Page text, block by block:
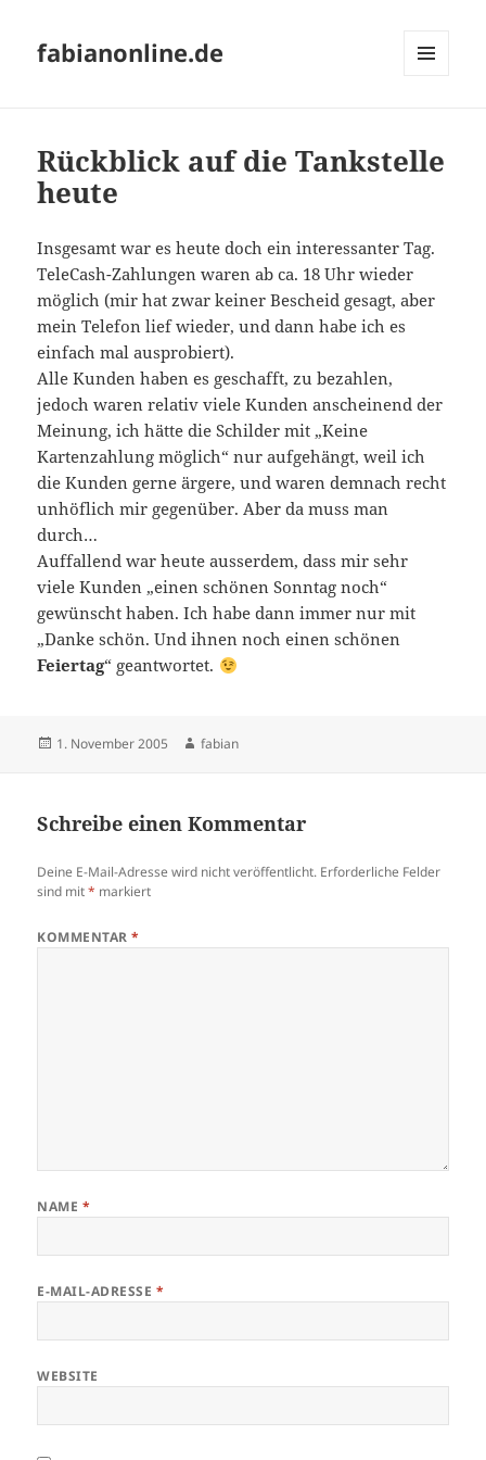
fabianonline.de
Rückblick auf die Tankstelle
heute
Insgesamt war es heute doch ein interessanter Tag.
TeleCash-Zahlungen waren ab ca. 18 Uhr wieder
möglich (mir hat zwar keiner Bescheid gesagt, aber
mein Telefon lief wieder, und dann habe ich es
einfach mal ausprobiert).
Alle Kunden haben es geschafft, zu bezahlen,
jedoch waren relativ viele Kunden anscheinend der
Meinung, ich hätte die Schilder mit „Keine
Kartenzahlung möglich“ nur aufgehängt, weil ich
die Kunden gerne ärgere, und waren demnach recht
unhöflich mir gegenüber. Aber da muss man
durch…
Auffallend war heute ausserdem, dass mir sehr
viele Kunden „einen schönen Sonntag noch“
gewünscht haben. Ich habe dann immer nur mit
„Danke schön. Und ihnen noch einen schönen
Feiertag“ geantwortet.
Veröffentlicht
1. November 2005 Autor
fabian
Schreibe einen Kommentar
Deine E-Mail-Adresse wird nicht veröffentlicht. Erforderliche Felder
sind mit* markiert
KOMMENTAR*
NAME *
E-MAIL-ADRESSE *
WEBSITE